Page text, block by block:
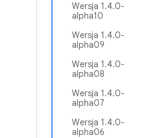
Wersja 1.4.0-
alpha10
Wersja 1.4.0-
alpha09
Wersja 1.4.0-
alpha08
Wersja 1.4.0-
alpha07
Wersja 1.4.0-
alpha06